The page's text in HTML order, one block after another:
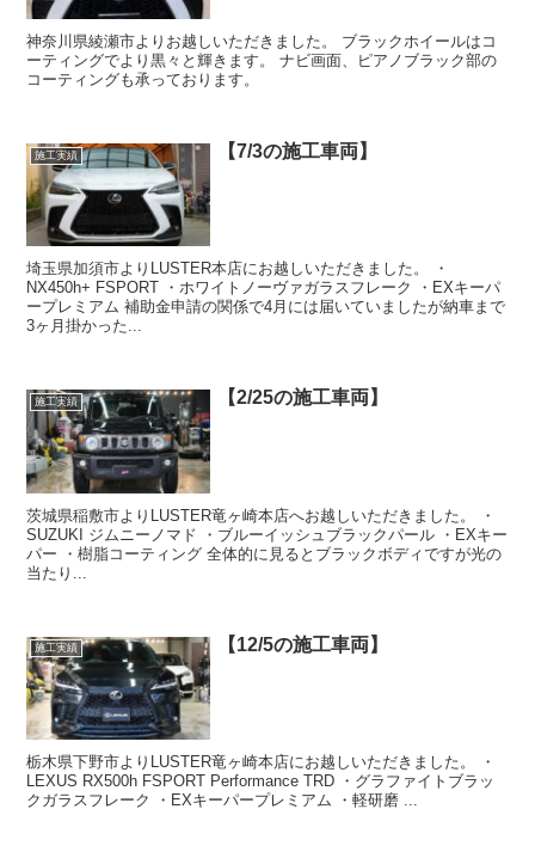
神奈川県綾瀬市よりお越しいただきました。 ブラックホイールはコ
ーティングでより黒々と輝きます。 ナビ画面、ピアノブラック部の
コーティングも承っております。
施工実績 【7/3の施工車両】
埼玉県加須市よりLUSTER本店にお越しいただきました。 ・
NX450h+ FSPORT ・ホワイトノーヴァガラスフレーク ・EXキーパ
ープレミアム 補助金申請の関係で4月には届いていましたが納車まで
3ヶ月掛かった...
施工実績 【2/25の施工車両】
茨城県稲敷市よりLUSTER竜ヶ崎本店へお越しいただきました。 ・
SUZUKI ジムニーノマド ・ブルーイッシュブラックパール ・EXキー
パー ・樹脂コーティング 全体的に見るとブラックボディですが光の
当たり...
施工実績 【12/5の施工車両】
栃木県下野市よりLUSTER竜ヶ崎本店にお越しいただきました。 ・
LEXUS RX500h FSPORT Performance TRD ・グラファイトブラッ
クガラスフレーク ・EXキーパープレミアム ・軽研磨 ...